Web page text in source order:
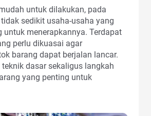
untuk dilakukan, pada
sedikit usaha-usaha yang
untuk menerapkannya. Terdapat
perlu dikuasai agar
barang dapat berjalan lancar.
dasar sekaligus langkah
yang penting untuk